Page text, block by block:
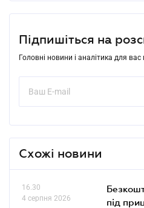
Підпишіться на
Головні новини і аналітика для
Схожі новини
16.30
4 серпня 2026
під